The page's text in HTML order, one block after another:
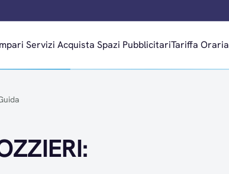
Servizi Acquista Spazi PubblicitariTariffa Oraria